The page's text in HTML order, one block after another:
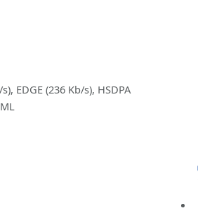
EDGE (236 Kb/s), HSDPA